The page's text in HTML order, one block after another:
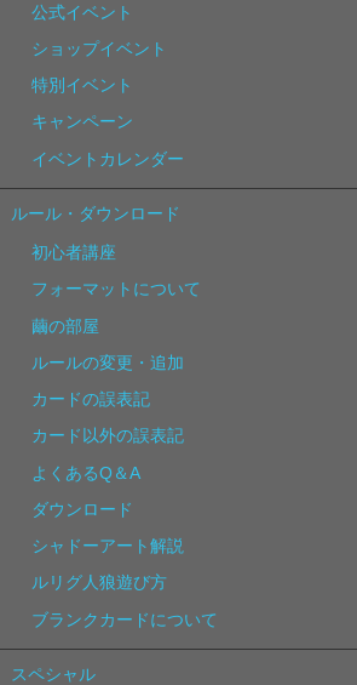
公式イベント
ショップイベント
特別イベント
キャンペーン
イベントカレンダー
ルール・ダウンロード
初心者講座
フォーマットについて
繭の部屋
ルールの変更・追加
カードの誤表記
カード以外の誤表記
よくあるQ＆A
ダウンロード
シャドーアート解説
ルリグ人狼遊び方
ブランクカードについて
スペシャル